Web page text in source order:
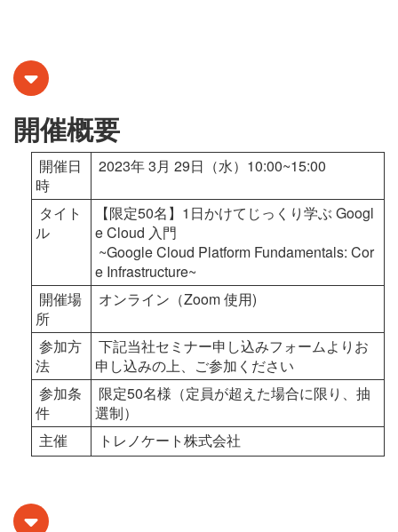
開催概要
開催日
時
2023年 3月 29日（水）10:00~15:00
タイト
ル
【限定50名】1日かけてじっくり学ぶ Googl
e Cloud 入門
~Google Cloud Platform Fundamentals: Cor
e Infrastructure~
開催場
所
オンライン（Zoom 使用)
参加方
法
下記当社セミナー申し込みフォームよりお
申し込みの上、ご参加ください
参加条
件
限定50名様（定員が超えた場合に限り、抽
選制）
主催
トレノケート株式会社